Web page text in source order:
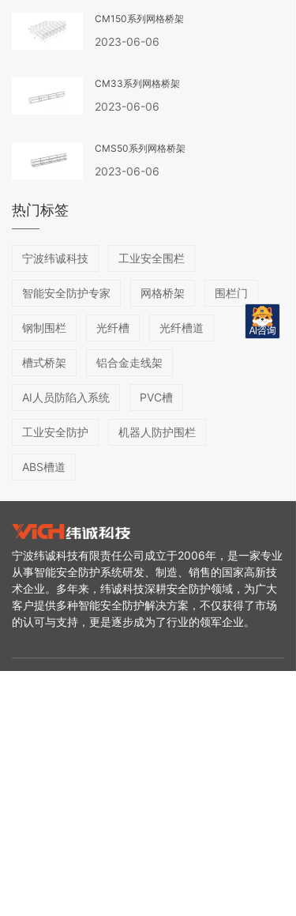
CM150系列网格桥架
2023-06-06
CM33系列网格桥架
2023-06-06
CMS50系列网格桥架
2023-06-06
热门标签
宁波纬诚科技 工业安全围栏
智能安全防护专家 网格桥架 围栏门
钢制围栏 光纤槽 光纤槽道
槽式桥架 铝合金走线架
AI人员防陷入系统 PVC槽
工业安全防护 机器人防护围栏
ABS槽道
宁波纬诚科技有限责任公司成立于2006年，是一家专业
从事智能安全防护系统研发、制造、销售的国家高新技
术企业。多年来，纬诚科技深耕安全防护领域，为广大
客户提供多种智能安全防护解决方案，不仅获得了市场
的认可与支持，更是逐步成为了行业的领军企业。